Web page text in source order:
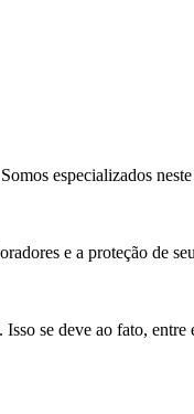
especializados
e a proteção de
se deve ao fato, entre